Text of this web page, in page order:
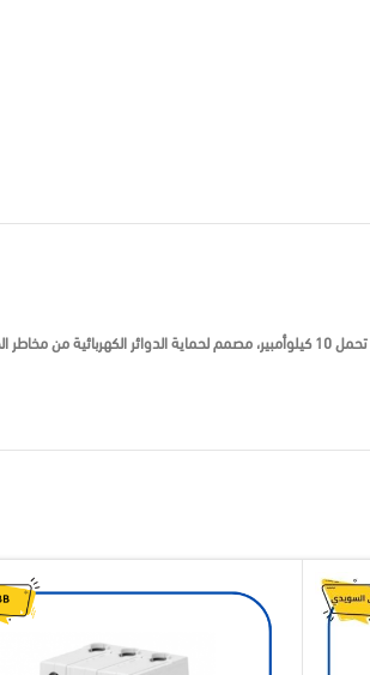
بقدرة 25 أمبير وقوة تحمل 10 كيلوأمبير، مصمم لحماية